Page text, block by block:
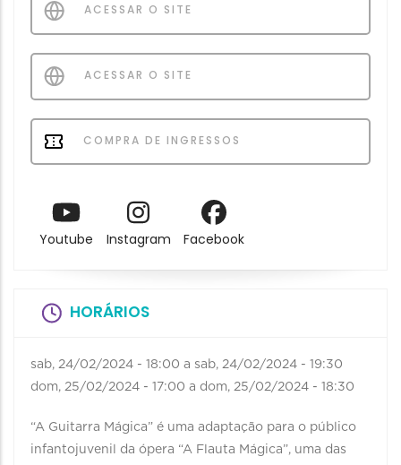
ACESSAR O SITE
ACESSAR O SITE
COMPRA DE INGRESSOS
Youtube Instagram Facebook
HORÁRIOS
sab, 24/02/2024 - 18:00 a sab, 24/02/2024 - 19:30
dom, 25/02/2024 - 17:00 a dom, 25/02/2024 - 18:30
“A Guitarra Mágica” é uma adaptação para o público
infantojuvenil da ópera “A Flauta Mágica”, uma das